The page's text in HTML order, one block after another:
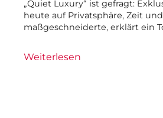
„Quiet Luxury“ ist gefragt:
heute auf Privatsphäre, Zeit und
maßgeschneiderte, erklärt ein
Weiterlesen